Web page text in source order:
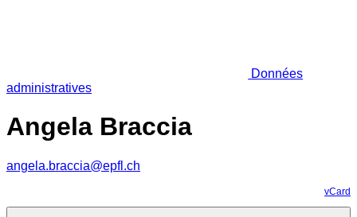
Données
administratives
Angela Braccia
angela.braccia@epfl.ch
vCard